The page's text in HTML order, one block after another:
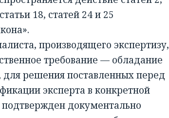
18, статей 24 и 25
производящего экспертизу,
требование — обладание
решения поставленных перед
эксперта в конкретной
документально